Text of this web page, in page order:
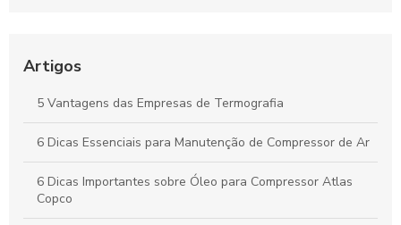
Eficiência e Resultados Comprovados
Aprenda Técnicas Comprovadas para Aumentar Sua
Produtividade de Forma Prática e Duradoura
Como o Aluguel de Compressores de Ar Impulsiona a
Eficiência e Reduz Custos no Seu Negócio
Artigos
5 Vantagens das Empresas de Termografia
6 Dicas Essenciais para Manutenção de Compressor de Ar
6 Dicas Importantes sobre Óleo para Compressor Atlas
Copco